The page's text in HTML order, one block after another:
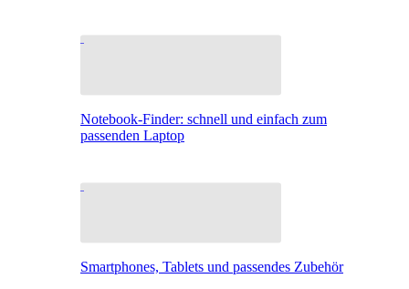
Notebook-Finder: schnell und einfach zum
passenden Laptop
Smartphones, Tablets und passendes Zubehör